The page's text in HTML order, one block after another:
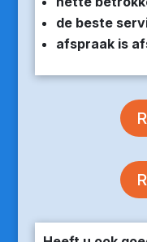
de beste
afspraak is